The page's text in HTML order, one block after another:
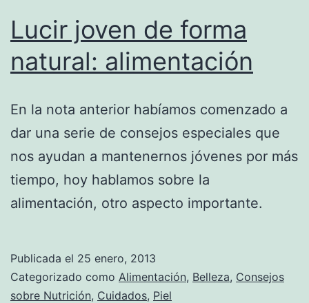
Lucir joven de forma
natural: alimentación
En la nota anterior habíamos comenzado a
dar una serie de consejos especiales que
nos ayudan a mantenernos jóvenes por más
tiempo, hoy hablamos sobre la
alimentación, otro aspecto importante.
Publicada el 25 enero, 2013
Categorizado como Alimentación, Belleza, Consejos
sobre Nutrición, Cuidados, Piel